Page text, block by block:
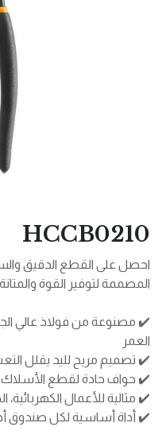
HCCB0210
المصممة لتوفير القوة
✔️ مصنوعة من فولاذ عالي
العمر
✔️ تصميم مريح لليد يقلل
✔️ حواف حادة لقطع الأسلاك
✔️ مثالية للأعمال الكهربائية،
✔️ أداة أساسية لكل صندوق